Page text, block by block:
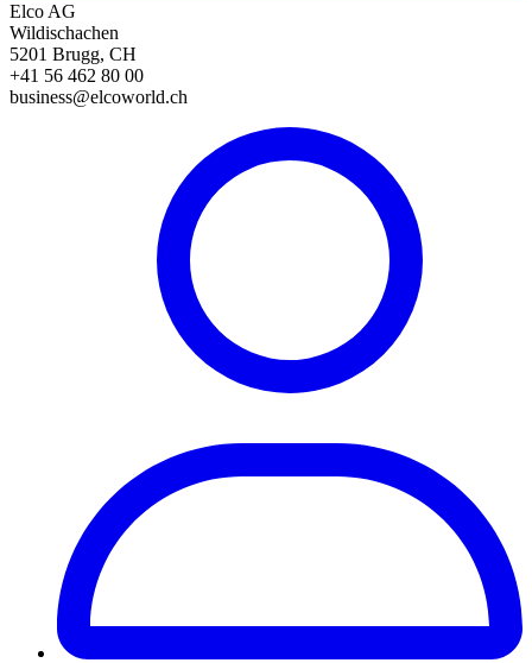
Elco AG
Wildischachen
5201 Brugg, CH
+41 56 462 80 00
business@elcoworld.ch